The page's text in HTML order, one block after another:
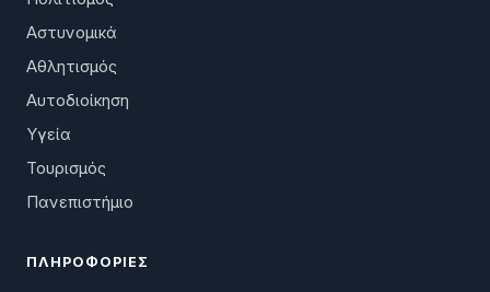
Αστυνομικά
Αθλητισμός
Αυτοδιοίκηση
Υγεία
Τουρισμός
Πανεπιστήμιο
ΠΛΗΡΟΦΟΡΊΕΣ